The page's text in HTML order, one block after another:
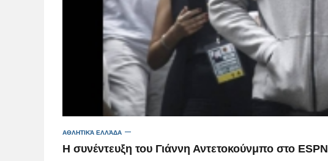
ΑΘΛΗΤΙΚΆ ΕΛΛΆΔΑ
Η συνέντευξη του Γιάννη Αντετοκούνμπο στο ESPN